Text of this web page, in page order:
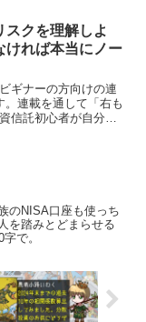
でしまいます。投資
れも引っ掛からない
。
スクを理解しよ
ければ本当にノー
ギナーの方向けの連
連載を通して「右も
信託初心者が自分で
のNISA口座も使っち
を踏みとどまらせる
で。